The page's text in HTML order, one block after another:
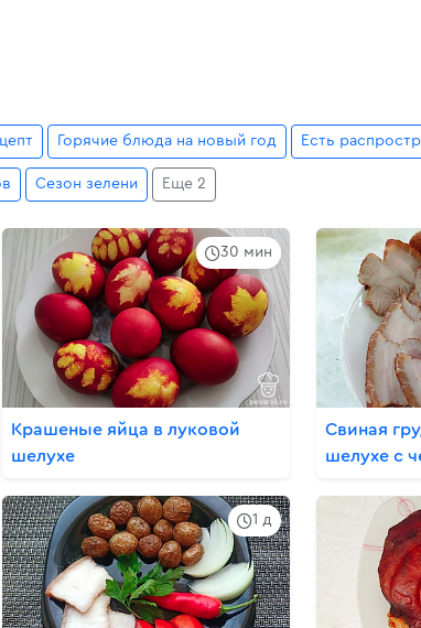
Горячие блюда на новый год Есть
Сезон зелени Еще 2
30 мин
Крашеные яйца в луковой
шелухе
Свиная
шелухе с
1 д